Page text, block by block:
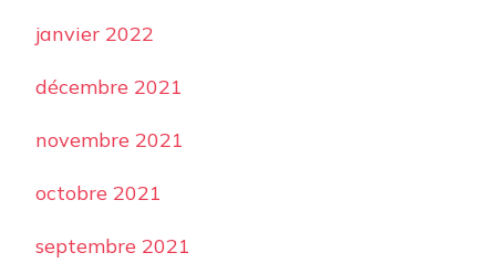
janvier 2022
décembre 2021
novembre 2021
octobre 2021
septembre 2021